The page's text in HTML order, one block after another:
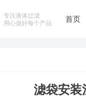
专注液体过滤
用心做好每个产品
首页
滤袋安装